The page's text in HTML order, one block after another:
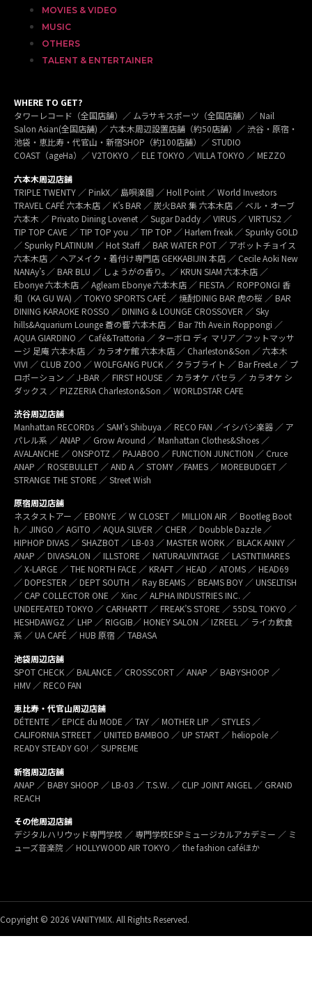
MOVIES & VIDEO
MUSIC
OTHERS
TALENT & ENTERTAINER
WHERE TO GET?
タワーレコード（全国店舗）／ ムラサキスポーツ（全国店舗）／ Nail
Salon Asian(全国店舗) ／ 六本木周辺設置店舗（約50店舗）／ 渋谷・原宿・
池袋・恵比寿・代官山・新宿SHOP（約100店舗）／ STUDIO
COAST（ageHa）／ V2TOKYO ／ ELE TOKYO ／VILLA TOKYO ／ MEZZO
六本木周辺店舗
TRIPLE TWENTY ／ PinkX／ 島唄楽園 ／ Holl Point ／ World Investors
TRAVEL CAFÉ 六本木店 ／ K’s BAR ／ 炭火BAR 集 六本木店 ／ ベル・オーブ
六本木 ／ Privato Dining Lovenet ／ Sugar Daddy ／ VIRUS ／ VIRTUS2 ／
TIP TOP CAVE ／ TIP TOP you ／ TIP TOP ／ Harlem freak ／ Spunky GOLD
／ Spunky PLATINUM ／ Hot Staff ／ BAR WATER POT ／ アボットチョイス
六本木店 ／ ヘアメイク・着付け専門店 GEKKABIJIN 本店 ／ Cecile Aoki New
NANAy’s ／ BAR BLU ／ しょうがの香り。／ KRUN SIAM 六本木店 ／
Ebonye 六本木店 ／ Agleam Ebonye 六本木店 ／ FIESTA ／ ROPPONGI 香
和（KA GU WA) ／ TOKYO SPORTS CAFÉ ／ 焼酎DINIG BAR 虎の桜 ／ BAR
DINING KARAOKE ROSSO ／ DINING & LOUNGE CROSSOVER ／ Sky
hills&Aquarium Lounge 蒼の響 六本木店 ／ Bar 7th Ave.in Roppongi ／
AQUA GIARDINO ／ Café&Trattoria ／ ターボロ ディ マリア／フットマッサ
ージ 足庵 六本木店 ／ カラオケ館 六本木店 ／ Charleston&Son ／ 六本木
VIVI ／ CLUB ZOO ／ WOLFGANG PUCK ／ クラブライト ／ Bar FreeLe ／ プ
ロポーション ／ J-BAR ／ FIRST HOUSE ／ カラオケ パセラ ／ カラオケ シ
ダックス ／ PIZZERIA Charleston&Son ／ WORLDSTAR CAFE
渋谷周辺店舗
Manhattan RECORDs ／ SAM’s Shibuya ／ RECO FAN ／イシバシ楽器 ／ ア
パレル系 ／ ANAP ／ Grow Around ／ Manhattan Clothes&Shoes ／
AVALANCHE ／ ONSPOTZ ／ PAJABOO ／ FUNCTION JUNCTION ／ Cruce
ANAP ／ ROSEBULLET ／ AND A ／ STOMY ／FAMES ／ MOREBUDGET ／
STRANGE THE STORE ／ Street Wish
原宿周辺店舗
ネスタストアー ／ EBONYE ／ W CLOSET ／ MILLION AIR ／ Bootleg Boot
h／ JINGO ／ AGITO ／ AQUA SILVER ／ CHER ／ Doubble Dazzle ／
HIPHOP DIVAS ／ SHAZBOT ／ LB-03 ／ MASTER WORK ／ BLACK ANNY ／
ANAP ／ DIVASALON ／ ILLSTORE ／ NATURALVINTAGE ／ LASTNTIMARES
／ X-LARGE ／ THE NORTH FACE ／ KRAFT ／ HEAD ／ ATOMS ／ HEAD69
／ DOPESTER ／ DEPT SOUTH ／ Ray BEAMS ／ BEAMS BOY ／ UNSELTISH
／ CAP COLLECTOR ONE ／ Xinc ／ ALPHA INDUSTRIES INC. ／
UNDEFEATED TOKYO ／ CARHARTT ／ FREAK’S STORE ／ 55DSL TOKYO ／
HESHDAWGZ ／ LHP ／ RIGGIB／ HONEY SALON ／ IZREEL ／ ライカ飲食
系 ／ UA CAFÉ ／ HUB 原宿 ／ TABASA
池袋周辺店舗
SPOT CHECK ／ BALANCE ／ CROSSCORT ／ ANAP ／ BABYSHOOP ／
HMV ／ RECO FAN
恵比寿・代官山周辺店舗
DÉTENTE ／ EPICE du MODE ／ TAY ／ MOTHER LIP ／ STYLES ／
CALIFORNIA STREET ／ UNITED BAMBOO ／ UP START ／ heliopole ／
READY STEADY GO! ／ SUPREME
新宿周辺店舗
ANAP ／ BABY SHOOP ／ LB-03 ／ T.S.W. ／ CLIP JOINT ANGEL ／ GRAND
REACH
その他周辺店舗
デジタルハリウッド専門学校 ／ 専門学校ESPミュージカルアカデミー ／ ミ
ューズ音楽院 ／ HOLLYWOOD AIR TOKYO ／ the fashion caféほか
Copyright © 2026 VANITYMIX. All Rights Reserved.